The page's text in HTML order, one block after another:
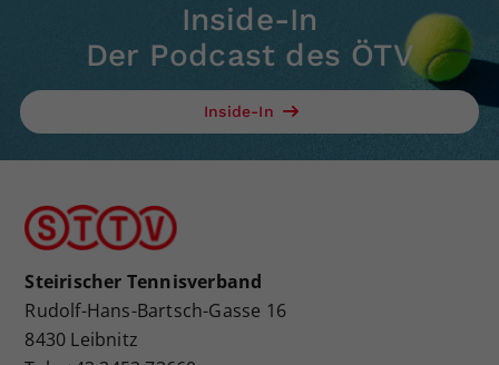
Inside-In
Der Podcast des ÖTV
Inside-In
Steirischer Tennisverband
Rudolf-Hans-Bartsch-Gasse 16
8430 Leibnitz